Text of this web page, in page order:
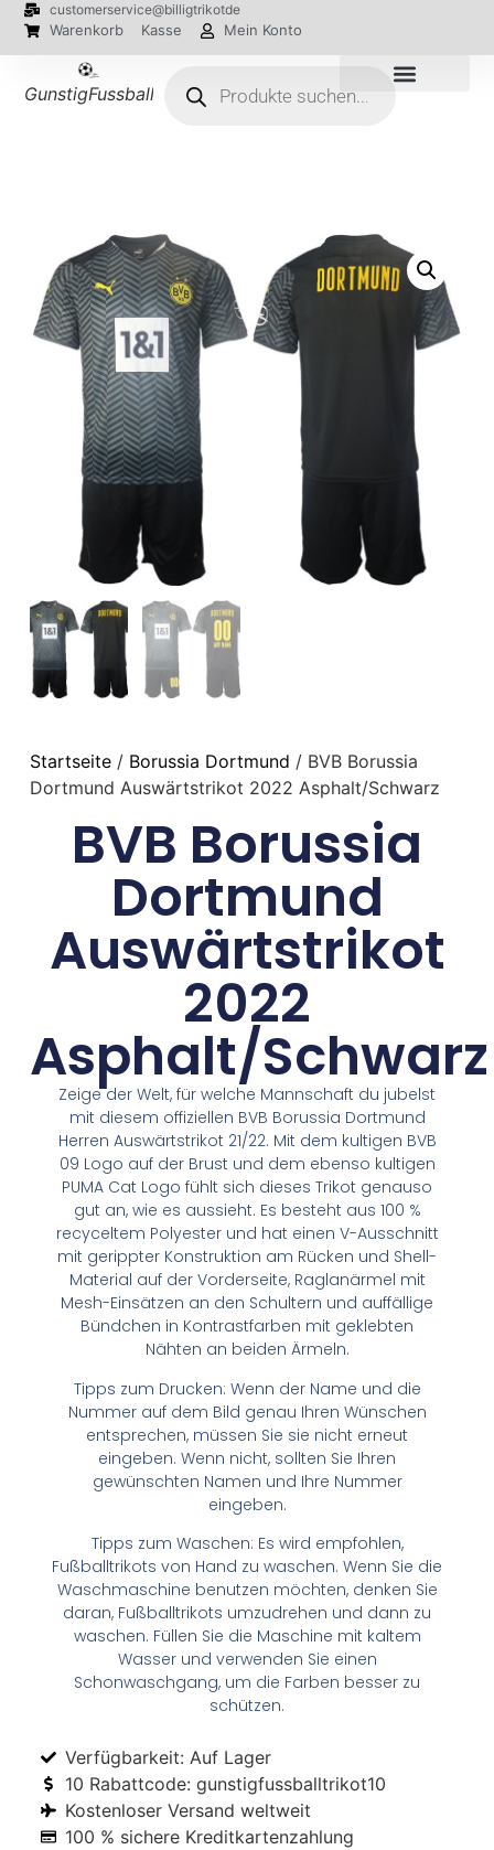
customerservice@billigtrikotde
Warenkorb Kasse Mein Konto
GunstigFussballTrikot
Startseite/ Borussia Dortmund / BVB Borussia
Dortmund Auswärtstrikot 2022 Asphalt/Schwarz
BVB Borussia
Dortmund
Auswärtstrikot
2022
Asphalt/Schwarz
Zeige der Welt, für welche Mannschaft du jubelst
mit diesem offiziellen BVB Borussia Dortmund
Herren Auswärtstrikot 21/22. Mit dem kultigen BVB
09 Logo auf der Brust und dem ebenso kultigen
PUMA Cat Logo fühlt sich dieses Trikot genauso
gut an, wie es aussieht. Es besteht aus 100 %
recyceltem Polyester und hat einen V-Ausschnitt
mit gerippter Konstruktion am Rücken und Shell-
Material auf der Vorderseite, Raglanärmel mit
Mesh-Einsätzen an den Schultern und auffällige
Bündchen in Kontrastfarben mit geklebten
Nähten an beiden Ärmeln.
Tipps zum Drucken: Wenn der Name und die
Nummer auf dem Bild genau Ihren Wünschen
entsprechen, müssen Sie sie nicht erneut
eingeben. Wenn nicht, sollten Sie Ihren
gewünschten Namen und Ihre Nummer
eingeben.
Tipps zum Waschen: Es wird empfohlen,
Fußballtrikots von Hand zu waschen. Wenn Sie die
Waschmaschine benutzen möchten, denken Sie
daran, Fußballtrikots umzudrehen und dann zu
waschen. Füllen Sie die Maschine mit kaltem
Wasser und verwenden Sie einen
Schonwaschgang, um die Farben besser zu
schützen.
Verfügbarkeit: Auf Lager
10 Rabattcode: gunstigfussballtrikot10
Kostenloser Versand weltweit
100 % sichere Kreditkartenzahlung